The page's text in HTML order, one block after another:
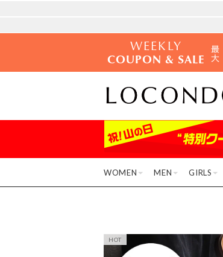
WEEKLY
COUPON & SALE
WOMEN MEN GIRLS